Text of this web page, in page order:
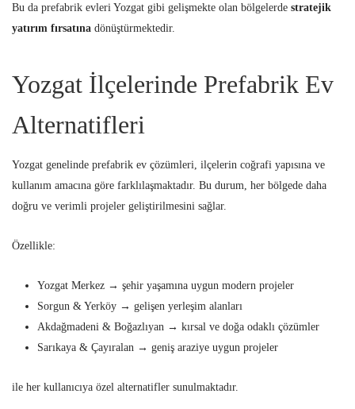
Bu da prefabrik evleri Yozgat gibi gelişmekte olan bölgelerde stratejik
yatırım fırsatına dönüştürmektedir.
Yozgat İlçelerinde Prefabrik Ev
Alternatifleri
Yozgat genelinde prefabrik ev çözümleri, ilçelerin coğrafi yapısına ve
kullanım amacına göre farklılaşmaktadır. Bu durum, her bölgede daha
doğru ve verimli projeler geliştirilmesini sağlar.
Özellikle:
Yozgat Merkez → şehir yaşamına uygun modern projeler
Sorgun & Yerköy → gelişen yerleşim alanları
Akdağmadeni & Boğazlıyan → kırsal ve doğa odaklı çözümler
Sarıkaya & Çayıralan → geniş araziye uygun projeler
ile her kullanıcıya özel alternatifler sunulmaktadır.